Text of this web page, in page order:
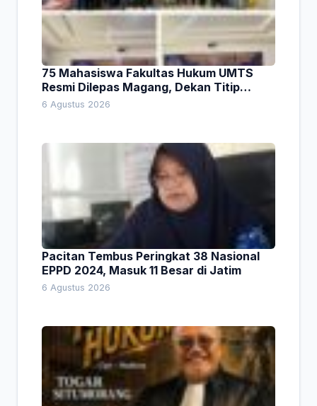
75 Mahasiswa Fakultas Hukum UMTS
Resmi Dilepas Magang, Dekan Titip
Empat Pesan Penting
6 Agustus 2026
Pacitan Tembus Peringkat 38 Nasional
EPPD 2024, Masuk 11 Besar di Jatim
6 Agustus 2026